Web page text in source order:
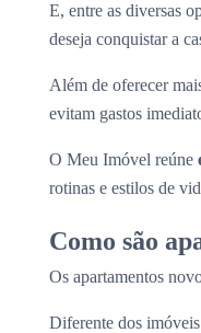
E, entre as diversas
deseja conquistar a
Além de oferecer
evitam gastos
O Meu Imóvel reúne
rotinas e estilos de
Como são
Os apartamentos
Diferente dos